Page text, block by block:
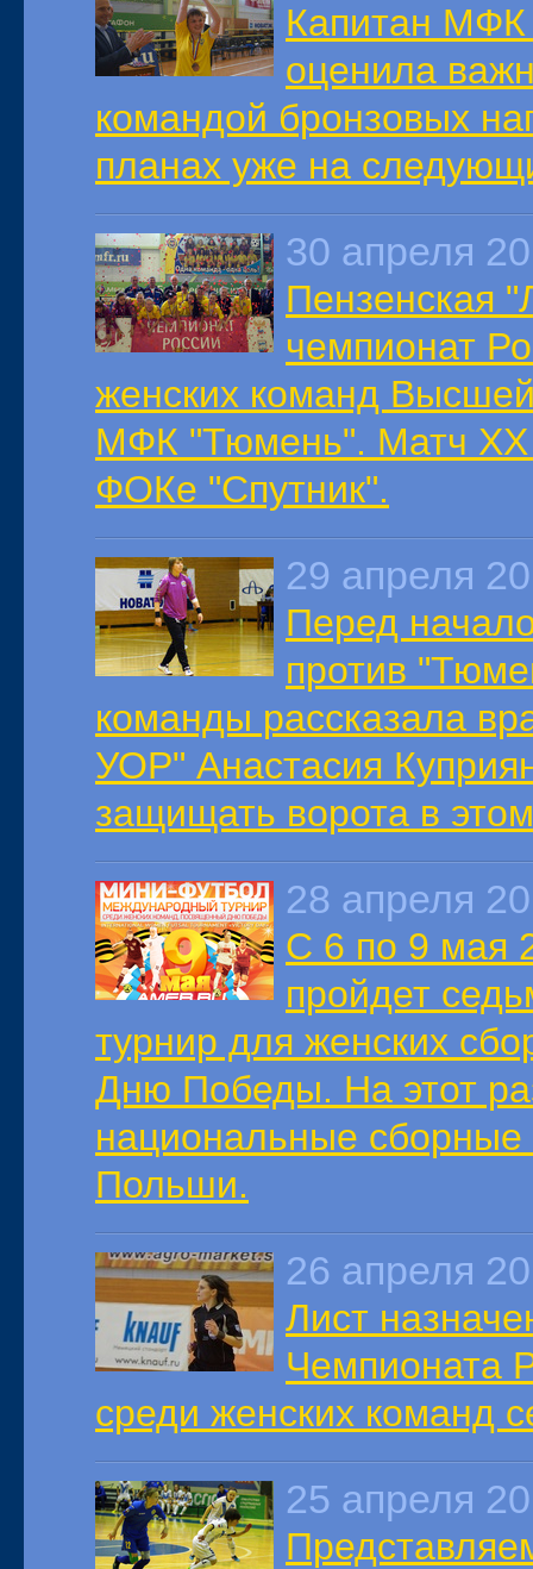
Капитан МФК
оценила
командой бронзовых
планах уже на
30 апреля
Пензенская
чемпионат
женских команд
МФК "Тюмень". Матч XX
ФОКе "Спутник".
29 апреля
Перед
против
команды рассказала
УОР" Анастасия
защищать ворота в
28 апреля
С 6 по 9 мая
пройдет
турнир для женских
Дню Победы. На этот
национальные
Польши.
26 апреля
Лист
Чемпионата
среди женских команд
25 апреля